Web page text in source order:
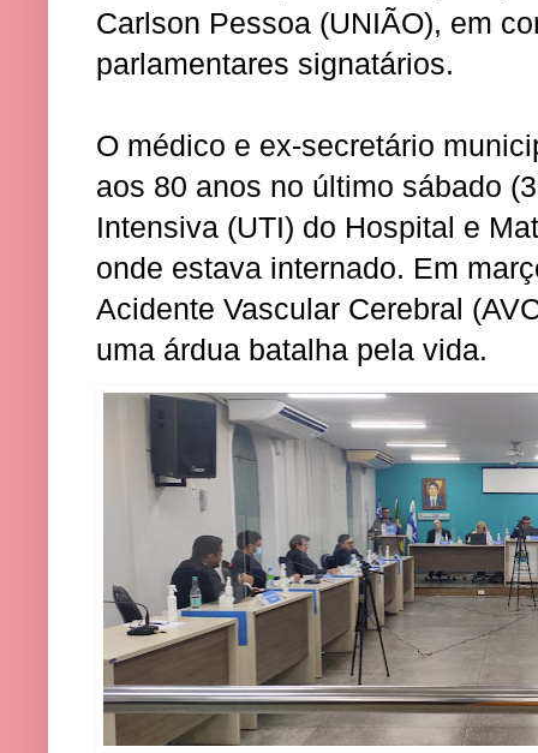
Carlson Pessoa (UNIÃO), em
parlamentares signatários.
O médico e ex-secretário
aos 80 anos no último sábado
Intensiva (UTI) do Hospital e
onde estava internado. Em
Acidente Vascular Cerebral
uma árdua batalha pela vida.